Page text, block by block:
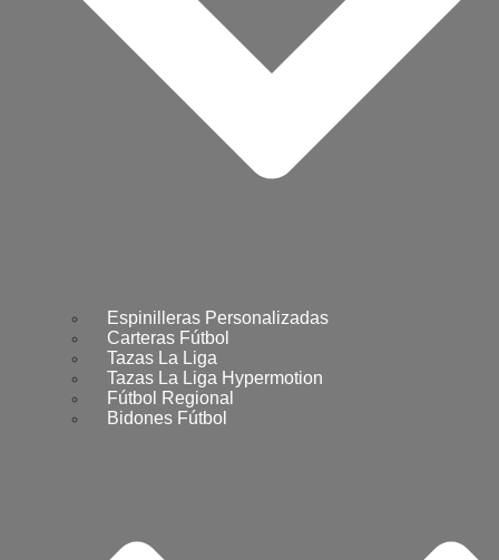
Espinilleras Personalizadas
Carteras Fútbol
Tazas La Liga
Tazas La Liga Hypermotion
Fútbol Regional
Bidones Fútbol